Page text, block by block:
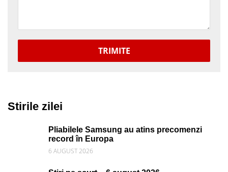
TRIMITE
Stirile zilei
Pliabilele Samsung au atins precomenzi
record în Europa
6 AUGUST 2026